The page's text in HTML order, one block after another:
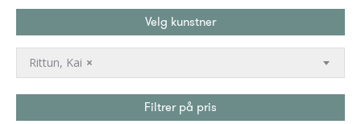
Velg kunstner
×
Rittun, Kai
Filtrer på pris